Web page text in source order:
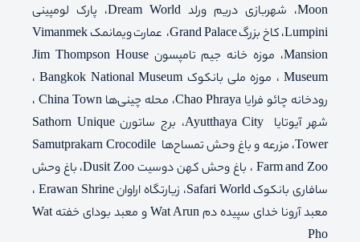
Moon، شهربازی دریم ورلد Dream World، پارک لومپینی
Lumpini، کاخ بزرگ Grand Palace، عمارت ویمانمک Vimanmek
Mansion، موزه خانه جیم تامپسون Jim Thompson House
Museum ، موزه ملی بانکوک Bangkok National Museum ،
رودخانه چائو فرایا Chao Phraya، محله چینی‌ها China Town ،
شهر آیوتایا Ayutthaya City، برج ساتورن Sathorn Unique
Tower، مزرعه و باغ وحش تمساح‌ها Samutprakarn Crocodile
Farm and Zoo ، باغ وحش کهن دوسیت Dusit Zoo، باغ وحش
سافاری بانکوک Safari World، زیارتگاه اراوان Erawan Shrine ،
معبد آرونا خدای سپیده دم Wat Arun و معبد بودای خفته Wat
Pho